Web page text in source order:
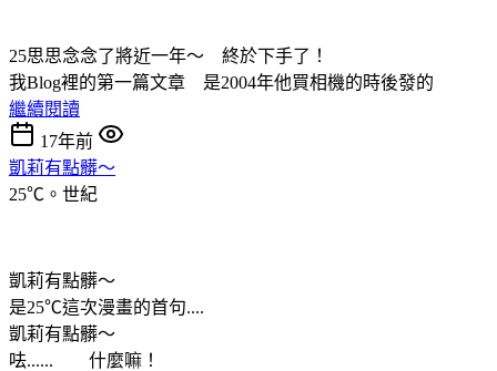
25思思念念了將近一年～ 終於下手了！
我Blog裡的第一篇文章 是2004年他買相機的時後發的
繼續閱讀
17年前
凱莉有點髒～
25℃。世紀
凱莉有點髒～
是25℃這次漫畫的首句....
凱莉有點髒～
呿...... 什麼嘛！